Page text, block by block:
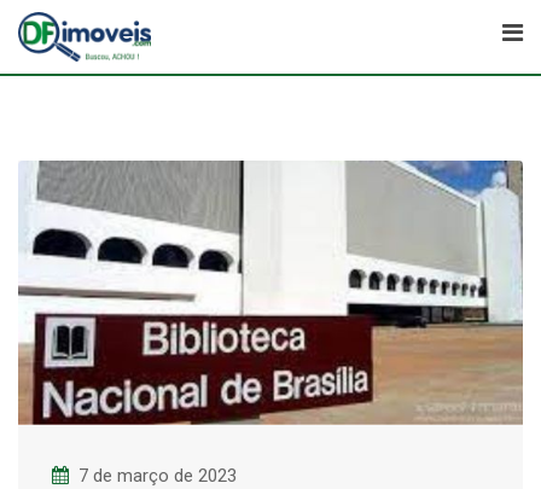
Skip
content
7 de março de 2023